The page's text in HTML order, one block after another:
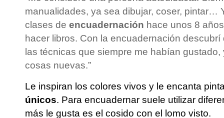
manualidades, ya sea dibujar, coser, pintar…
clases de encuadernación hace unos 8
hacer libros. Con la encuadernación
las técnicas que siempre me habían
cosas nuevas.”
Le inspiran los colores vivos y le encanta
únicos. Para encuadernar suele utilizar
más le gusta es el cosido con el lomo visto.